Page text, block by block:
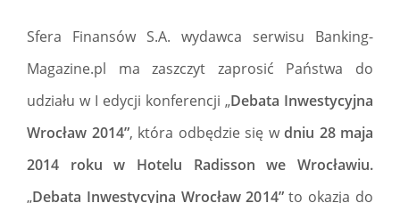
Sfera Finansów S.A. wydawca serwisu Banking-
Magazine.pl ma zaszczyt zaprosić Państwa do
udziału w I edycji konferencji „Debata Inwestycyjna
Wrocław 2014”, która odbędzie się wdniu 28 maja
2014 roku w Hotelu Radisson we Wrocławiu.
„Debata Inwestycyjna Wrocław 2014”to okazja do